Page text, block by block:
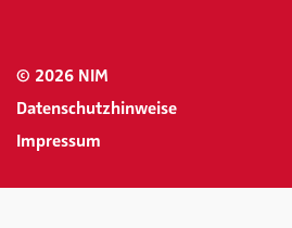
© 2026 NIM
Datenschutzhinweise
Impressum